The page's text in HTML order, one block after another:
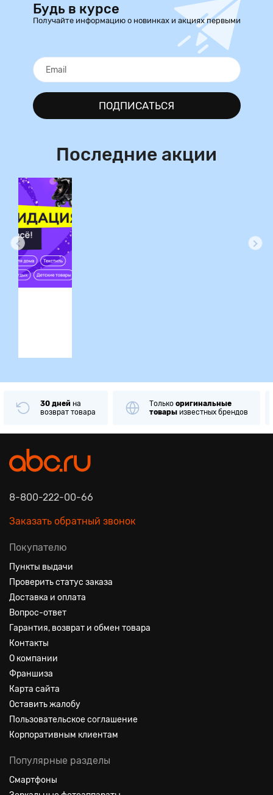
Будь в курсе
Получайте информацию о новинках и акциях первыми
ПОДПИСАТЬСЯ
Последние акции
30 днейна
возврат товара
Только
оригинальные
товары известных брендов
8-800-222-00-66
Заказать обратный звонок
Покупателю
Пункты выдачи
Проверить статус заказа
Доставка и оплата
Вопрос-ответ
Гарантия, возврат и обмен товара
Контакты
О компании
Франшиза
Карта сайта
Оставить жалобу
Пользовательское соглашение
Корпоративным клиентам
Популярные разделы
Смартфоны